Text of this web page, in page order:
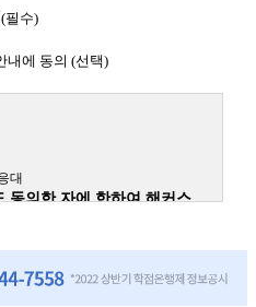
필수)
내에 동의 (선택)
대
동의한 자에 한하여 해커스
커스 교육그룹의 새로운 서
커스프랩, 해커스톡, 해커스중국